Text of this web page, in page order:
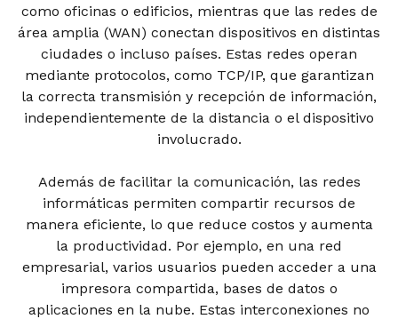
como oficinas o edificios, mientras que las redes de
área amplia (WAN) conectan dispositivos en distintas
ciudades o incluso países. Estas redes operan
mediante protocolos, como TCP/IP, que garantizan
la correcta transmisión y recepción de información,
independientemente de la distancia o el dispositivo
involucrado.
Además de facilitar la comunicación, las redes
informáticas permiten compartir recursos de
manera eficiente, lo que reduce costos y aumenta
la productividad. Por ejemplo, en una red
empresarial, varios usuarios pueden acceder a una
impresora compartida, bases de datos o
aplicaciones en la nube. Estas interconexiones no